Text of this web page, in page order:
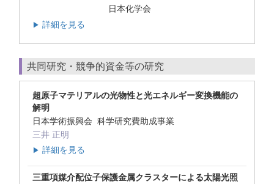
日本化学会
▶ 詳細を見る
共同研究・競争的資金等の研究
超原子マテリアルの光物性と光エネルギー変換機能の
解明
日本学術振興会 科学研究費助成事業
三井 正明
▶ 詳細を見る
三重項媒介配位子保護金属クラスターによる太陽光照